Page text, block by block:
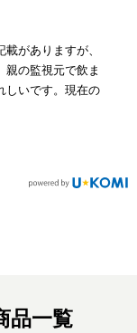
がありますが、
親の監視元で飲ま
しいです。現在の
品一覧